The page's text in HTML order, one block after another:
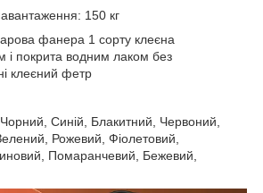
150 кг
фанера 1 сорту клеєна
і покрита водним лаком без
клеєний фетр
Синій, Блакитний, Червоний,
Рожевий, Фіолетовий,
Помаранчевий, Бежевий,